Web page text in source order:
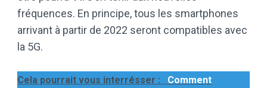
fréquences. En principe, tous les smartphones
arrivant à partir de 2022 seront compatibles avec
la 5G.
Cela pourrait vous interrésser :
Comment